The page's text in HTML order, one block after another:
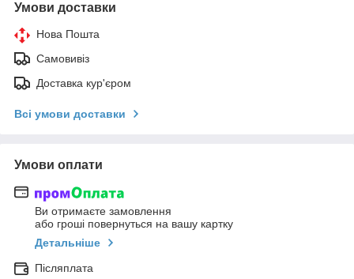
Умови доставки
Нова Пошта
Самовивіз
Доставка кур'єром
Всі умови доставки
Умови оплати
Ви отримаєте замовлення
або гроші повернуться на вашу картку
Детальніше
Післяплата